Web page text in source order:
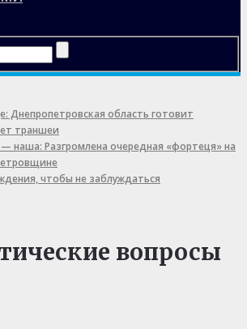
Днепропетровская область готовит
траншеи
наша: Разгромлена очередная «фортеця» на
чтобы не заблуждаться
вопросы